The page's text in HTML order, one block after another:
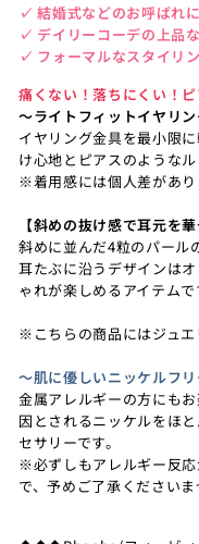
✓ 結婚式などのお呼ばれに
✓ デイリーコーデの上品
✓ フォーマルなスタイリ
痛くない！落ちにくい！ピ
～ライトフィットイヤリ
イヤリング金具を最小限
け心地とピアスのような
※着用感には個人差があり
【斜めの抜け感で耳元を華
斜めに並んだ4粒のパール
耳たぶに沿うデザインは
ゃれが楽しめるアイテムで
※こちらの商品にはジュエ
～肌に優しいニッケルフ
金属アレルギーの方にも
因とされるニッケルをほ
セサリーです。
※必ずしもアレルギー反
で、予めご了承くださいま